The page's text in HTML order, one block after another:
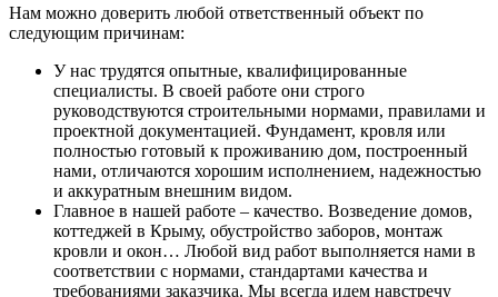
Нам можно доверить любой ответственный объект по
следующим причинам:
У нас трудятся опытные, квалифицированные
специалисты. В своей работе они строго
руководствуются строительными нормами, правилами и
проектной документацией. Фундамент, кровля или
полностью готовый к проживанию дом, построенный
нами, отличаются хорошим исполнением, надежностью
и аккуратным внешним видом.
Главное в нашей работе – качество. Возведение домов,
коттеджей в Крыму, обустройство заборов, монтаж
кровли и окон… Любой вид работ выполняется нами в
соответствии с нормами, стандартами качества и
требованиями заказчика. Мы всегда идем навстречу